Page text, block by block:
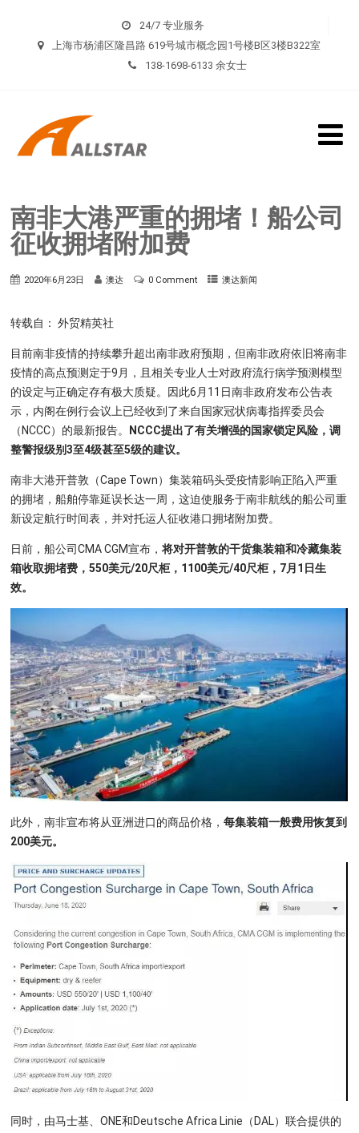
24/7 专业服务
上海市杨浦区隆昌路 619号城市概念园1号楼B区3楼B322室
138-1698-6133 余女士
南非大港严重的拥堵！船公司
征收拥堵附加费
2020年6月23日 澳达 0 Comment 澳达新闻
转载自： 外贸精英社
目前南非疫情的持续攀升超出南非政府预期，但南非政府依旧将南非
疫情的高点预测定于9月，且相关专业人士对政府流行病学预测模型
的设定与正确定存有极大质疑。因此6月11日南非政府发布公告表
示，内阁在例行会议上已经收到了来自国家冠状病毒指挥委员会
（NCCC）的最新报告。
NCCC提出了有关增强的国家锁定风险，调
整警报级别3至4级甚至5级的建议。
南非大港开普敦（Cape Town）集装箱码头受疫情影响正陷入严重
的拥堵，船舶停靠延误长达一周，这迫使服务于南非航线的船公司重
新设定航行时间表，并对托运人征收港口拥堵附加费。
日前，船公司CMA CGM宣布，将对开普敦的干货集装箱和冷藏集装
箱收取拥堵费，550美元/20尺柜，1100美元/40尺柜，7月1日生
效。
此外，南非宣布将从亚洲进口的商品价格，每集装箱一般费用恢复到
200美元。
同时，由马士基、ONE和Deutsche Africa Linie（DAL）联合提供的